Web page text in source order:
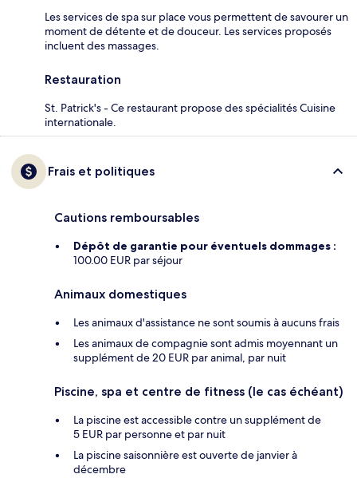
Les services de spa sur place vous permettent de savourer un
moment de détente et de douceur. Les services proposés
incluent des massages.
Restauration
St. Patrick's - Ce restaurant propose des spécialités Cuisine
internationale.
Frais et politiques
Cautions remboursables
Dépôt de garantie pour éventuels dommages :
100.00 EUR par séjour
Animaux domestiques
Les animaux d'assistance ne sont soumis à aucuns frais
Les animaux de compagnie sont admis moyennant un
supplément de 20 EUR par animal, par nuit
Piscine, spa et centre de fitness (le cas échéant)
La piscine est accessible contre un supplément de
5 EUR par personne et par nuit
La piscine saisonnière est ouverte de janvier à
décembre